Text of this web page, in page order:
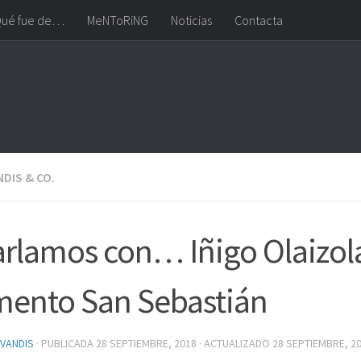
fue de… MeNToRiNG Noticias Contacta
& CO.
con… Iñigo
San Sebastián
· PUBLICADA 28 SEPTIEMBRE, 2018 · ACTUALIZADO 28 SEPTIEMBRE,